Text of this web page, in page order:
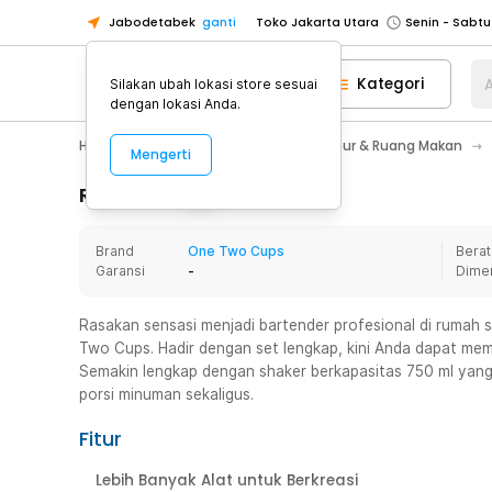
Jabodetabek ganti Toko Jakarta Utara
Toko Tangerang
Toko Cikupa
Pick n Go Jakarta Barat
Senin -
Pick n Go Bekasi
Senin - Jumat
Senin - Jumat
Senin -
Toko Jakarta Barat
Senin -
Toko Tangerang
Toko Cikupa
Pick n Go Jakarta Barat
Senin -
Senin - Jumat
Kategori
Home Appliance Perlengkapan Dapur & Ruang Makan
Rincian Produk
Brand
One Two Cups
Garansi
-
Rasakan sensasi menjadi bartender profesional di
Two Cups. Hadir dengan set lengkap, kini Anda dapat
Semakin lengkap dengan shaker berkapasitas 750 ml
porsi minuman sekaligus.
Fitur
Lebih Banyak Alat untuk Berkreasi
Silakan ubah lokasi store sesuai
dengan lokasi Anda.
Mengerti